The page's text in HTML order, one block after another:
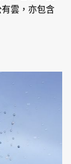
雲，亦包含